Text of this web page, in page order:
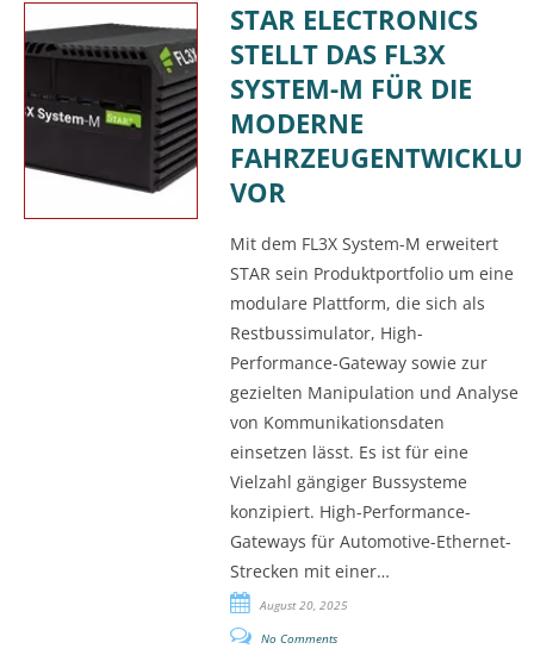
STAR ELECTRONICS
STELLT DAS FL3X
SYSTEM-M FÜR DIE
MODERNE
VOR
Mit dem FL3X System-M erweitert
STAR sein Produktportfolio um eine
modulare Plattform, die sich als
Restbussimulator, High-
Performance-Gateway sowie zur
gezielten Manipulation und Analyse
von Kommunikationsdaten
einsetzen lässt. Es ist für eine
Vielzahl gängiger Bussysteme
konzipiert. High-Performance-
Gateways für Automotive-Ethernet-
Strecken mit einer…
August 20, 2025
No Comments